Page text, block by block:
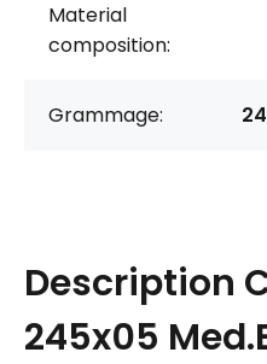
Material
composition:
Grammage:
Description
245x05